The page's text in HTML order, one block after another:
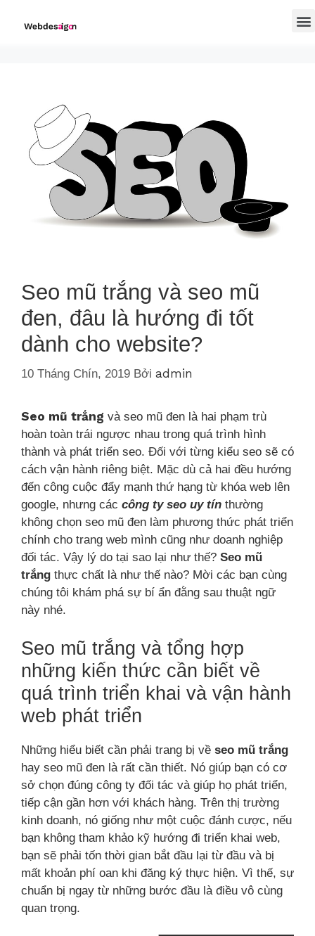
Seo mũ trắng và seo mũ
đen, đâu là hướng đi tốt
dành cho website?
10 Tháng Chín, 2019 Bởi admin
Seo mũ trắng và seo mũ đen là hai phạm trù
hoàn toàn trái ngược nhau trong quá trình hình
thành và phát triển seo. Đối với từng kiểu seo sẽ có
cách vận hành riêng biệt. Mặc dù cả hai đều hướng
đến công cuộc đẩy mạnh thứ hạng từ khóa web lên
google, nhưng các công ty seo uy tín thường
không chọn seo mũ đen làm phương thức phát triển
chính cho trang web mình cũng như doanh nghiệp
đối tác. Vậy lý do tại sao lại như thế? Seo mũ
trắng thực chất là như thế nào? Mời các bạn cùng
chúng tôi khám phá sự bí ẩn đằng sau thuật ngữ
này nhé.
Seo mũ trắng và tổng hợp
những kiến thức cần biết về
quá trình triển khai và vận hành
web phát triển
Những hiểu biết cần phải trang bị về seo mũ trắng
hay seo mũ đen là rất cần thiết. Nó giúp bạn có cơ
sở chọn đúng công ty đối tác và giúp họ phát triển,
tiếp cận gần hơn với khách hàng. Trên thị trường
kinh doanh, nó giống như một cuộc đánh cược, nếu
bạn không tham khảo kỹ hướng đi triển khai web,
bạn sẽ phải tốn thời gian bắt đầu lại từ đầu và bị
mất khoản phí oan khi đăng ký thực hiện. Vì thế, sự
chuẩn bị ngay từ những bước đầu là điều vô cùng
quan trọng.